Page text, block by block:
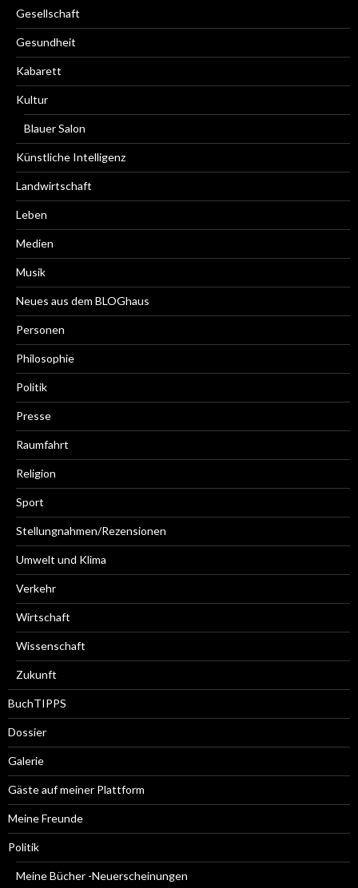
Gesellschaft
Gesundheit
Kabarett
Kultur
Blauer Salon
Künstliche Intelligenz
Landwirtschaft
Leben
Medien
Musik
Neues aus dem BLOGhaus
Personen
Philosophie
Politik
Presse
Raumfahrt
Religion
Sport
Stellungnahmen/Rezensionen
Umwelt und Klima
Verkehr
Wirtschaft
Wissenschaft
Zukunft
BuchTIPPS
Dossier
Galerie
Gäste auf meiner Plattform
Meine Freunde
Politik
Meine Bücher -Neuerscheinungen